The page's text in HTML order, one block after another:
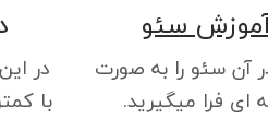
سئو
آن سئو را به صورت
ای فرا میگیرید.
در
با